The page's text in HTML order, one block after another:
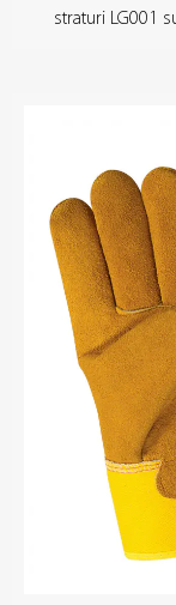
straturi LG001